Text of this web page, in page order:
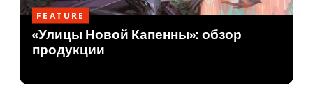
FEATURE
«Улицы Новой Капенны»: обзор
продукции